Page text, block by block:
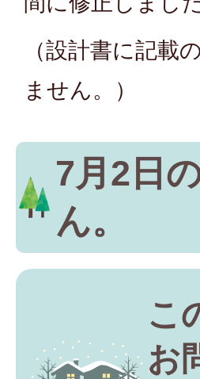
（設計書に記載
ません。）
7月2日
ん。
こ
お